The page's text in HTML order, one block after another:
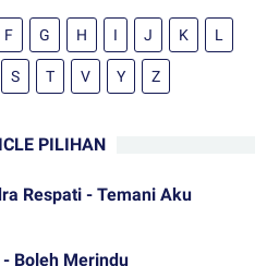
F G H I J K L
S T V Y Z
PILIHAN
Respati - Temani Aku
Boleh Merindu